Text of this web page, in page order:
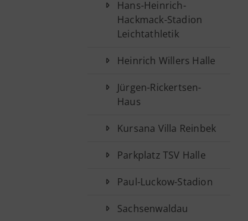
Hans-Heinrich-
Hackmack-Stadion
Leichtathletik
Heinrich Willers Halle
Jürgen-Rickertsen-
Haus
Kursana Villa Reinbek
Parkplatz TSV Halle
Paul-Luckow-Stadion
Sachsenwaldau